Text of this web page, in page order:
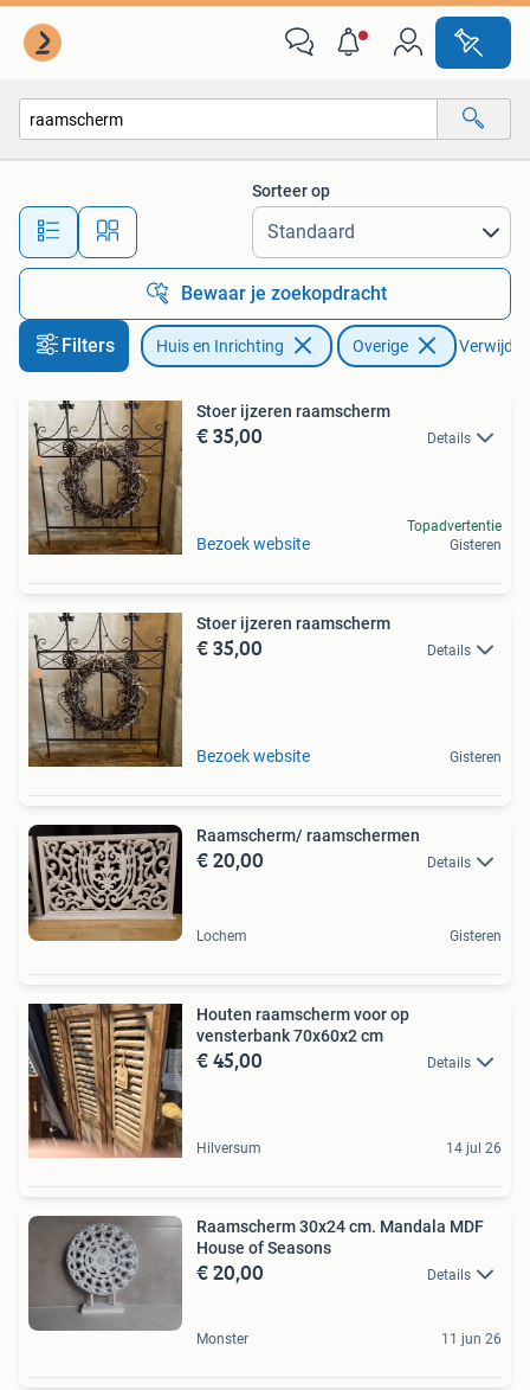
Alle afstanden…
Sorteer op
Bewaar je zoekopdracht
Filters Huis en Inrichting Overige
Stoer ijzeren raamscherm
€ 35,00 Details
Bezoek website
Topadvertentie
Gisteren
Stoer ijzeren raamscherm
€ 35,00 Details
Bezoek website Gisteren
Raamscherm/ raamschermen
€ 20,00 Details
Lochem Gisteren
Houten raamscherm voor op
vensterbank 70x60x2 cm
€ 45,00 Details
Hilversum 14 jul 26
Raamscherm 30x24 cm. Mandala MDF
House of Seasons
€ 20,00 Details
Monster 11 jun 26